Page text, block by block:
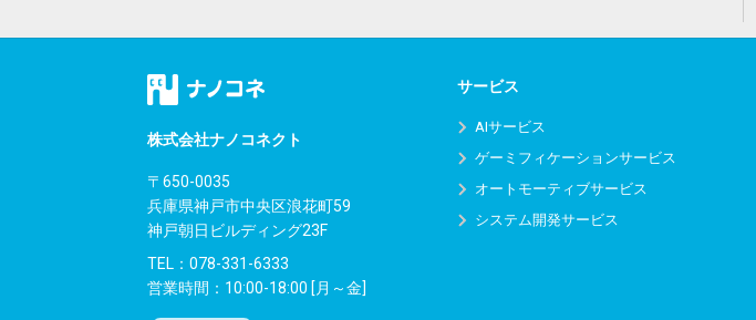
ビ
ゲ
ョ
ン
株式会社ナノコネクト
〒650-0035
兵庫県神戸市中央区浪花町59
神戸朝日ビルディング23F
TEL： 078-331-6333
営業時間：10:00-18:00 [月～金]
サービス
AIサービス
ゲーミフィケーションサービス
オートモーティブサービス
システム開発サービス